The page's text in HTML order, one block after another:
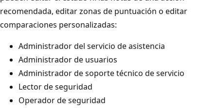
recomendada, editar zonas de puntuación o editar
comparaciones personalizadas:
Administrador del servicio de asistencia
Administrador de usuarios
Administrador de soporte técnico de servicio
Lector de seguridad
Operador de seguridad